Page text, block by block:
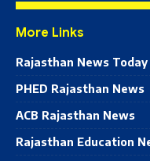
More Links
Rajasthan News Today
PHED Rajasthan News
ACB Rajasthan News
Rajasthan Education